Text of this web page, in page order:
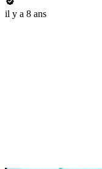
il y a 8 ans